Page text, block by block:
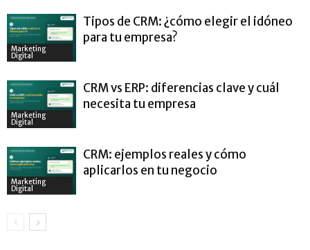
Marketing
Digital
Tipos de CRM: ¿cómo elegir el idóneo
para tu empresa?
Marketing
Digital
CRM vs ERP: diferencias clave y cuál
necesita tu empresa
Marketing
Digital
CRM: ejemplos reales y cómo
aplicarlos en tu negocio